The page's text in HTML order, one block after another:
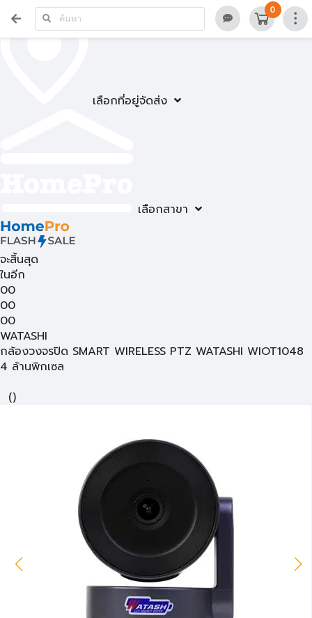
เลือกที่อยู่จัดส่ง
เลือกสาขา
0
จะสิ้นสุด
ในอีก
00
00
00
WATASHI
กล้องวงจรปิด SMART WIRELESS PTZ WATASHI WIOT1048
4 ล้านพิกเซล
()